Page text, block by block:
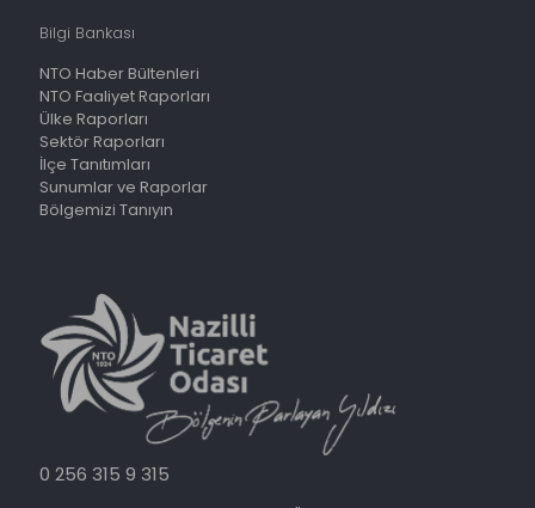
Bilgi Bankası
NTO Haber Bültenleri
NTO Faaliyet Raporları
Ülke Raporları
Sektör Raporları
İlçe Tanıtımları
Sunumlar ve Raporlar
Bölgemizi Tanıyın
0 256 315 9 315